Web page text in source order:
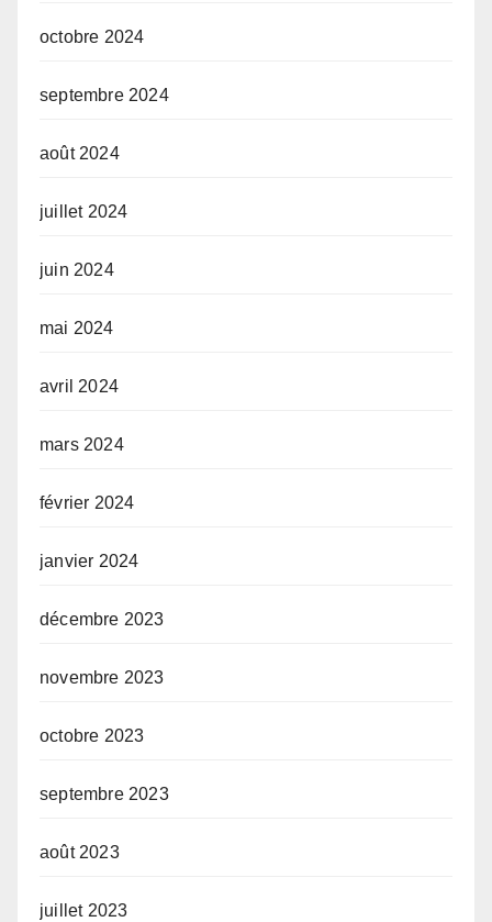
octobre 2024
septembre 2024
août 2024
juillet 2024
juin 2024
mai 2024
avril 2024
mars 2024
février 2024
janvier 2024
décembre 2023
novembre 2023
octobre 2023
septembre 2023
août 2023
juillet 2023